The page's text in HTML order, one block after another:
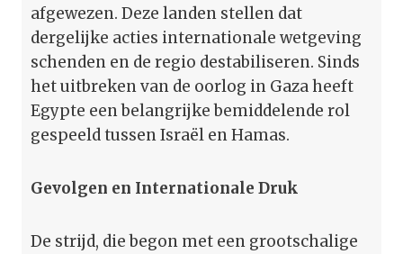
afgewezen. Deze landen stellen dat
dergelijke acties internationale wetgeving
schenden en de regio destabiliseren. Sinds
het uitbreken van de oorlog in Gaza heeft
Egypte een belangrijke bemiddelende rol
gespeeld tussen Israël en Hamas.
Gevolgen en Internationale Druk
De strijd, die begon met een grootschalige